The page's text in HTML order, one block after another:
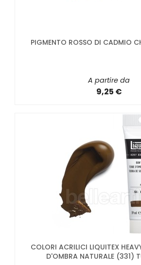
PIGMENTO ROSSO DI CADMIO
A partire da
9,25 €
COLORI ACRILICI LIQUITEX
D'OMBRA NATURALE (331)